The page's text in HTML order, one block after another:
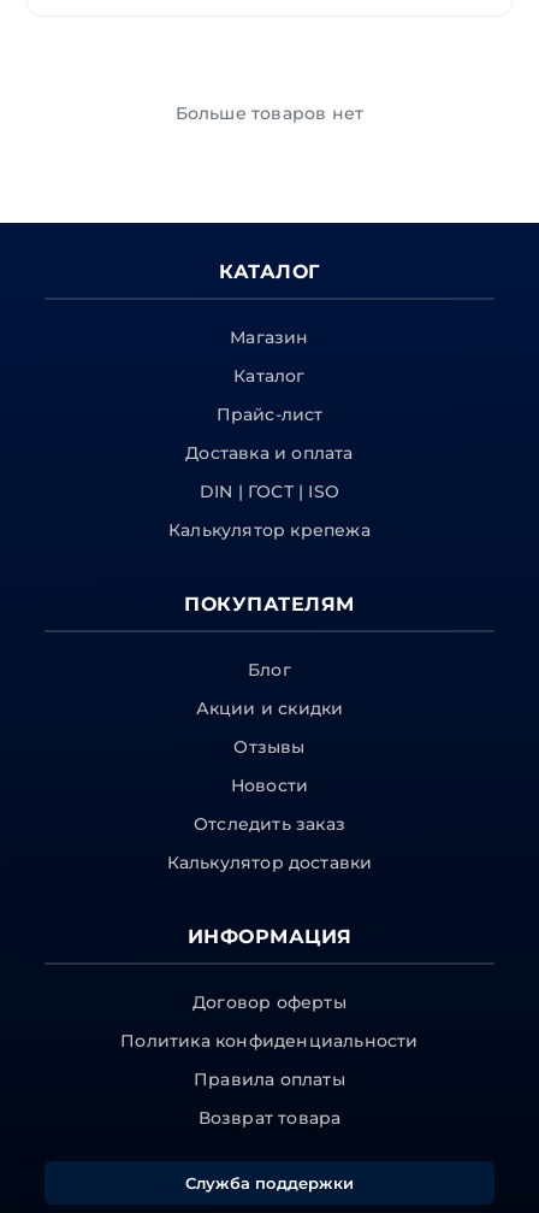
Больше товаров нет
КАТАЛОГ
Магазин
Каталог
Прайс-лист
Доставка и оплата
DIN | ГОСТ | ISO
Калькулятор крепежа
ПОКУПАТЕЛЯМ
Блог
Акции и скидки
Отзывы
Новости
Отследить заказ
Калькулятор доставки
ИНФОРМАЦИЯ
Договор оферты
Политика конфиденциальности
Правила оплаты
Возврат товара
Служба поддержки